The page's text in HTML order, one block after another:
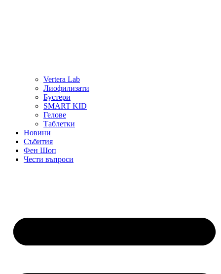
Vertera Lab
Лиофилизати
Бустери
SMART KID
Гелове
Таблетки
Новини
Събития
Фен Шоп
Чести въпроси